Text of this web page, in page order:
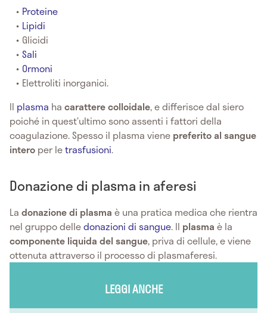
Proteine
Lipidi
Glicidi
Sali
Ormoni
Elettroliti inorganici.
Il plasma ha carattere colloidale, e differisce dal siero
poiché in quest’ultimo sono assenti i fattori della
coagulazione. Spesso il plasma viene preferito al sangue
intero per letrasfusioni.
Donazione di plasma in aferesi
La donazione di plasma è una pratica medica che rientra
nel gruppo delledonazioni di sangue. Il plasma è la
componente liquida del sangue, priva di cellule, e viene
ottenuta attraverso il processo di plasmaferesi.
LEGGI ANCHE